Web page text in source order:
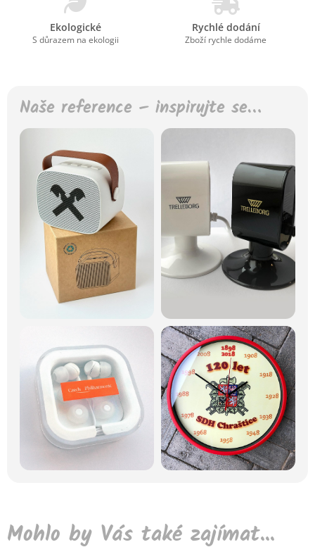
Ekologické
S důrazem na ekologii
Rychlé dodání
Zboží rychle dodáme
Naše reference – inspirujte se…
Mohlo by Vás také zajímat...